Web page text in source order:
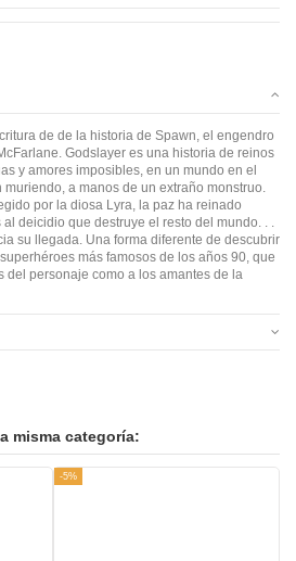
de de la historia de Spawn, el engendro
Godslayer es una historia de reinos
y amores imposibles, en un mundo en el
a manos de un extraño monstruo.
por la diosa Lyra, la paz ha reinado
deicidio que destruye el resto del mundo. . .
su llegada. Una forma diferente de descubrir
más famosos de los años 90, que
del personaje como a los amantes de la
misma categoría:
-5%